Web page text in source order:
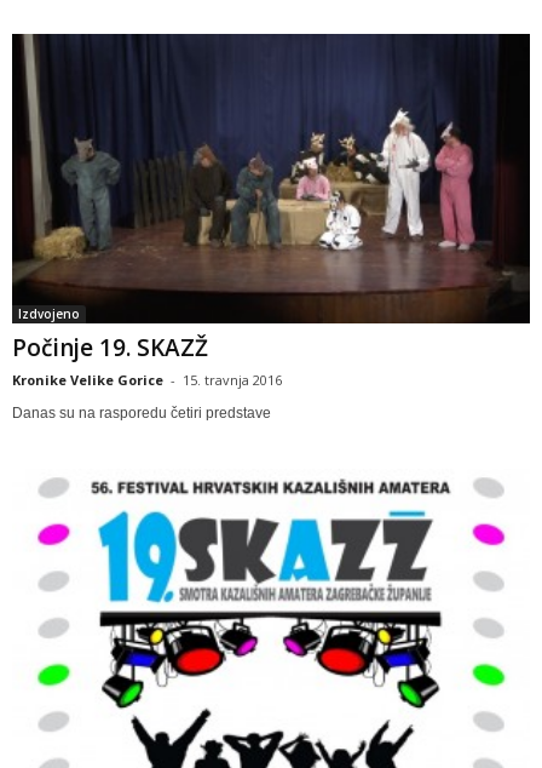
Izdvojeno
Počinje 19. SKAZŽ
Kronike Velike Gorice - 15. travnja 2016
Danas su na rasporedu četiri predstave